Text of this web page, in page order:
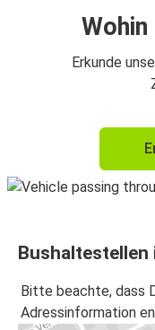
Erkunde
Bushaltestellen
Bitte beachte, dass
Adressinformation